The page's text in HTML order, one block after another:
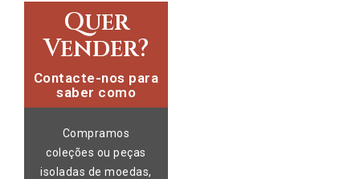
Quer
Vender?
Contacte-nos para
saber como
Compramos
coleções ou peças
isoladas de moedas,